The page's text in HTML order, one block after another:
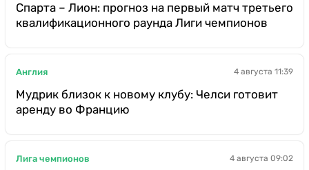
Спарта – Лион: прогноз на первый матч третьего
квалификационного раунда Лиги чемпионов
Англия 4 августа 11:39
Мудрик близок к новому клубу: Челси готовит
аренду во Францию
Лига чемпионов 4 августа 09:02